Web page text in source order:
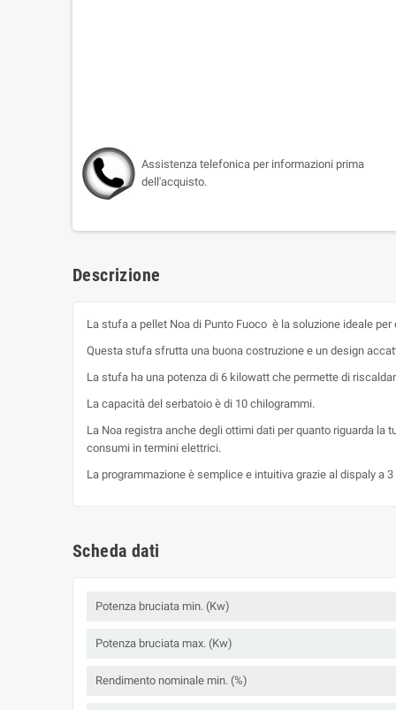
Assistenza telefonica per informazioni prima
dell'acquisto.
Descrizione
La stufa a pellet Noa di Punto Fuoco è la soluzione ideale
Questa stufa sfrutta una buona costruzione e un design
La stufa ha una potenza di 6 kilowatt che permette di
La capacità del serbatoio è di 10 chilogrammi.
La Noa registra anche degli ottimi dati per quanto riguarda
consumi in termini elettrici.
La programmazione è semplice e intuitiva grazie al dispaly a
Scheda dati
Potenza bruciata min. (Kw)
Potenza bruciata max. (Kw)
Rendimento nominale min. (%)